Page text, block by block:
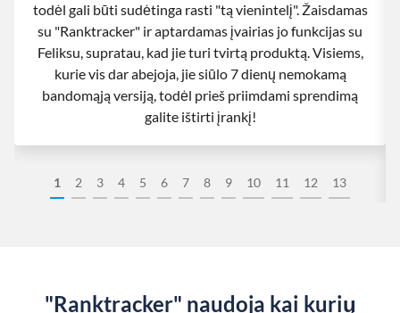
1 2 3 4 5 6 7 8 9 10 11 12 13
todėl gali būti sudėtinga rasti "tą vienintelį". Žaisdamas
su "Ranktracker" ir aptardamas įvairias jo funkcijas su
Feliksu, supratau, kad jie turi tvirtą produktą. Visiems,
kurie vis dar abejoja, jie siūlo 7 dienų nemokamą
bandomąją versiją, todėl prieš priimdami sprendimą
galite ištirti įrankį!
"Ranktracker" naudoja kai kurių